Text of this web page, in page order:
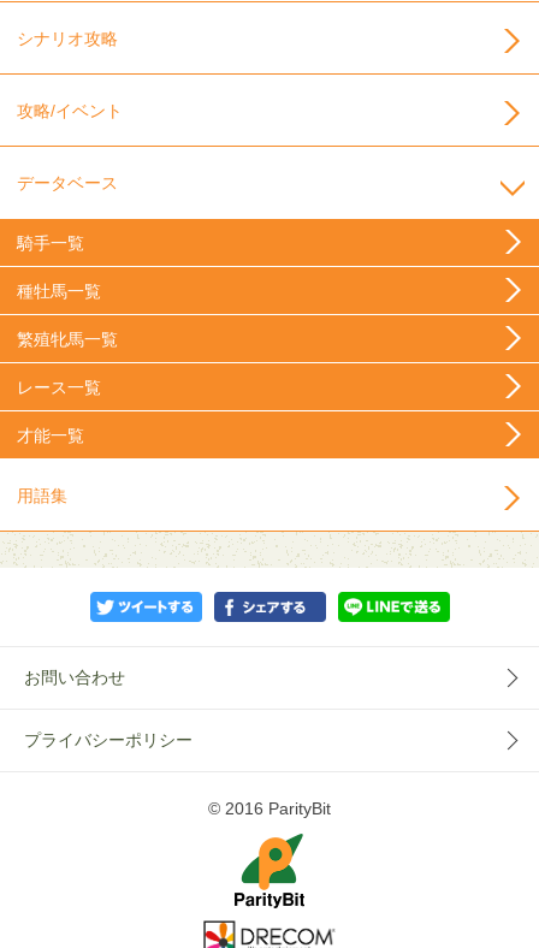
シナリオ攻略
攻略/イベント
データベース
騎手一覧
種牡馬一覧
繁殖牝馬一覧
レース一覧
才能一覧
用語集
お問い合わせ
プライバシーポリシー
© 2016 ParityBit